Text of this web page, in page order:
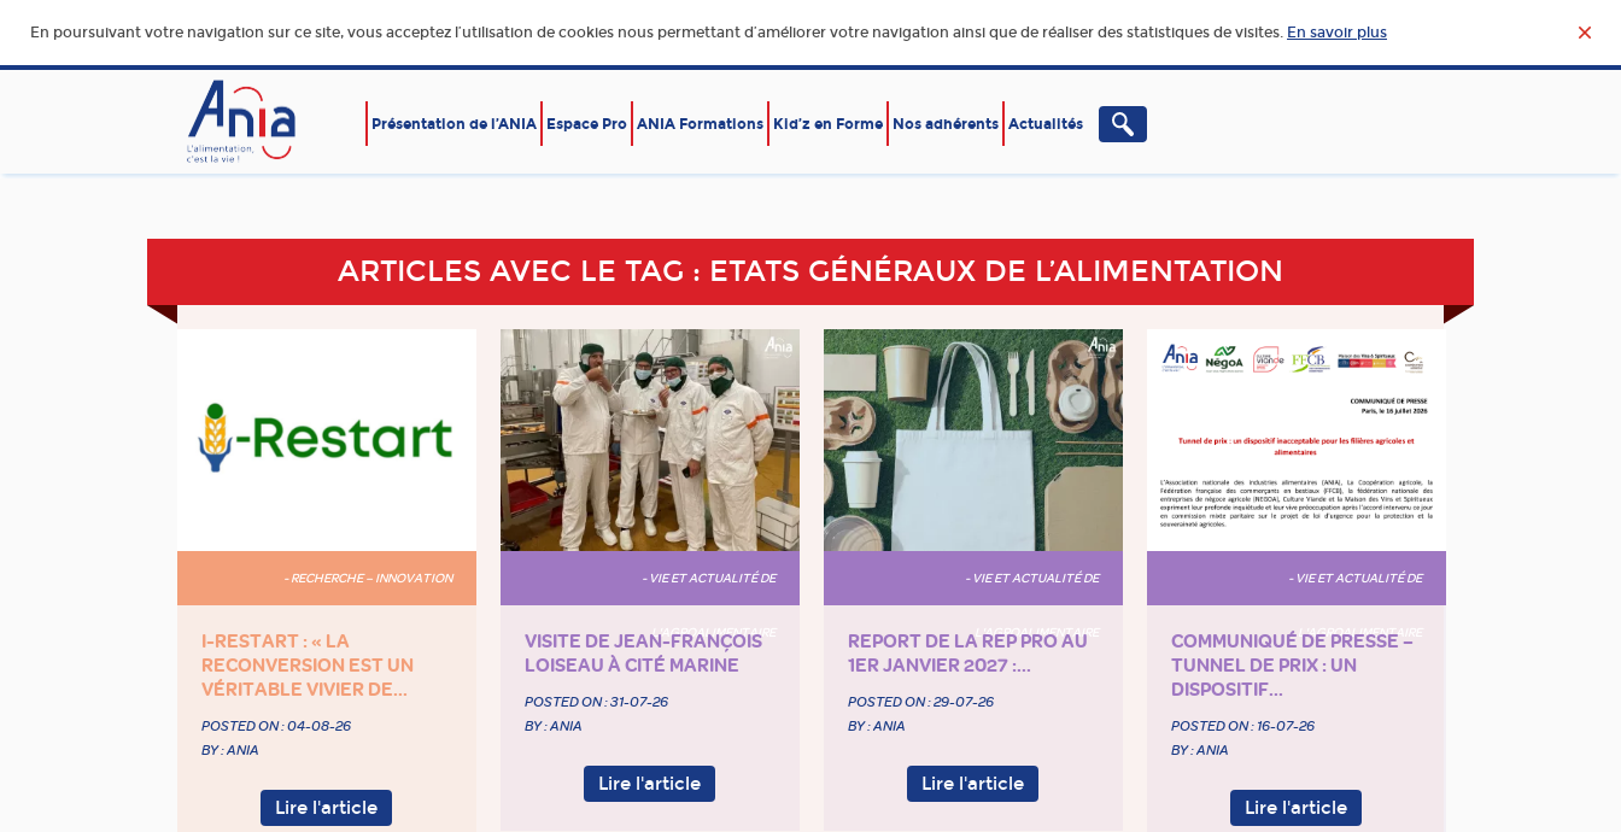
En poursuivant votre navigation sur ce site, vous acceptez l’utilisation de cookies nous permettant d’améliorer votre navigation ainsi que de réaliser des statistiques de visites. En savoir plus
Présentation de l’ANIA Espace Pro ANIA Formations Kid’z en Forme Nos adhérents Actualités
ARTICLES AVEC LE TAG : ETATS GÉNÉRAUX DE L’ALIMENTATION
- RECHERCHE – INNOVATION
I-RESTART : « LA
RECONVERSION EST UN
VÉRITABLE VIVIER DE...
POSTED ON :04-08-26
BY : ANIA
Lire l'article
- VIE ET ACTUALITÉ DE
L'AGROALIMENTAIRE
VISITE DE JEAN-FRANÇOIS
LOISEAU À CITÉ MARINE
POSTED ON :31-07-26
BY : ANIA
Lire l'article
- VIE ET ACTUALITÉ DE
L'AGROALIMENTAIRE
REPORT DE LA REP PRO AU
1ER JANVIER 2027 :...
POSTED ON :29-07-26
BY : ANIA
Lire l'article
- VIE ET ACTUALITÉ DE
L'AGROALIMENTAIRE
COMMUNIQUÉ DE PRESSE –
TUNNEL DE PRIX : UN
DISPOSITIF...
POSTED ON : 16-07-26
BY : ANIA
Lire l'article